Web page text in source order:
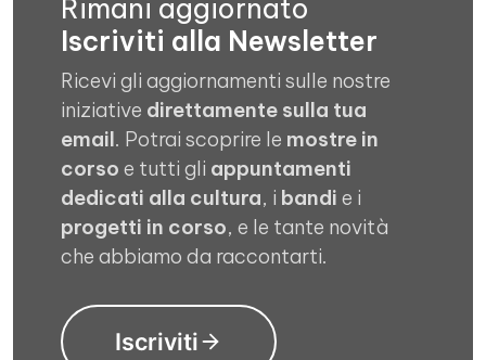
Rimani aggiornato
Iscriviti alla Newsletter
Ricevi gli aggiornamenti sulle nostre
iniziative direttamente sulla tua
email. Potrai scoprire le mostre in
corso e tutti gli appuntamenti
dedicati alla cultura, i bandi e i
progetti in corso, e le tante novità
che abbiamo da raccontarti.
Iscriviti